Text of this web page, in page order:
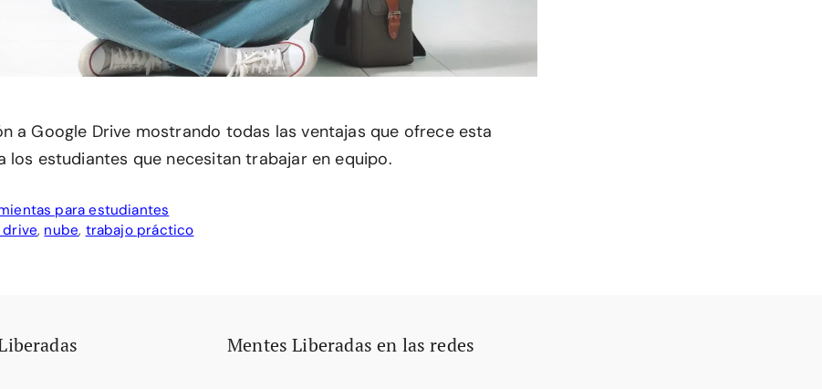
a Google Drive mostrando todas las ventajas que ofrece esta
los estudiantes que necesitan trabajar en equipo.
para estudiantes
drive, nube, trabajo práctico
Mentes Liberadas en las redes